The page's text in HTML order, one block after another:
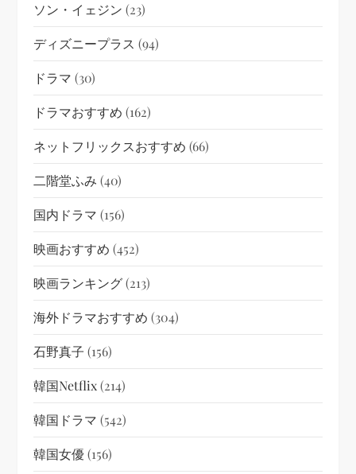
ソン・イェジン (23)
ディズニープラス (94)
ドラマ (30)
ドラマおすすめ (162)
ネットフリックスおすすめ (66)
二階堂ふみ (40)
国内ドラマ (156)
映画おすすめ (452)
映画ランキング(213)
海外ドラマおすすめ (304)
石野真子 (156)
韓国netflix(214)
韓国ドラマ (542)
韓国女優(156)